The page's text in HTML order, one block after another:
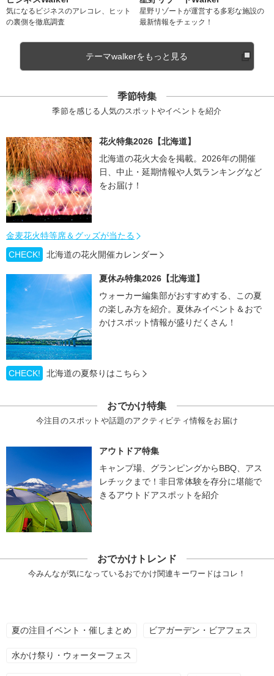
気になるビジネスのアレコレ、ヒット
の裏側を徹底調査
星野リゾートが運営する多彩な施設の
最新情報をチェック！
テーマwalkerをもっと見る
季節特集
季節を感じる人気のスポットやイベントを紹介
花火特集2026【北海道】
北海道の花火大会を掲載。2026年の開催
日、中止・延期情報や人気ランキングなど
をお届け！
金麦花火特等席＆グッズが当たる
CHECK!
北海道の花火開催カレンダー
夏休み特集2026【北海道】
ウォーカー編集部がおすすめする、この夏
の楽しみ方を紹介。夏休みイベント＆おで
かけスポット情報が盛りだくさん！
CHECK! 北海道の夏祭りはこちら
おでかけ特集
今注目のスポットや話題のアクティビティ情報をお届け
アウトドア特集
キャンプ場、グランピングからBBQ、アス
レチックまで！非日常体験を存分に堪能で
きるアウトドアスポットを紹介
おでかけトレンド
今みんなが気になっているおでかけ関連キーワードはコレ！
夏の注目イベント・催しまとめ ビアガーデン・ビアフェス
水かけ祭り・ウォーターフェス